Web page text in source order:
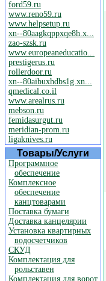
ford59.ru
www.reno59.ru
www.helpsetup.ru
xn--80aagkqppxqe8h.x...
zao-szsk.ru
www.europeaneducatio...
prestigerus.ru
rollerdoor.ru
xn--80aibuxhdbs1g.xn...
qmedical.co.il
www.arealrus.ru
mebson.ru
femidasurgut.ru
meridian-prom.ru
ligaknives.ru
Товары/Услуги
Программное
обеспечение
Комплексное
обеспечение
канцтоварами
Поставка бумаги
Доставка канцелярии
Установка квартирных
водосчетчиков
СКУД
Комплектация для
рольставен
Комплектация для ворот